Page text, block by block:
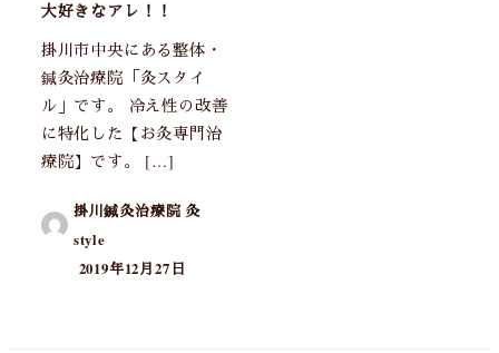
大好きなアレ！！
掛川市中央にある整体・
鍼灸治療院「灸スタイ
ル」です。 冷え性の改善
に特化した【お灸専門治
療院】です。 […]
掛川鍼灸治療院 灸
style
2019年12月27日